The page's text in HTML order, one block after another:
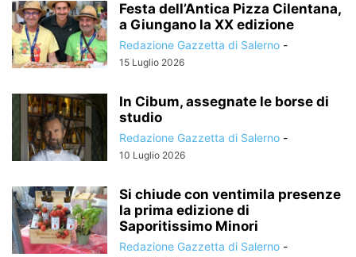
Festa dell’Antica Pizza Cilentana,
a Giungano la XX edizione
Redazione Gazzetta di Salerno -
15 Luglio 2026
In Cibum, assegnate le borse di
studio
Redazione Gazzetta di Salerno -
10 Luglio 2026
Si chiude con ventimila presenze
la prima edizione di
Saporitissimo Minori
Redazione Gazzetta di Salerno -